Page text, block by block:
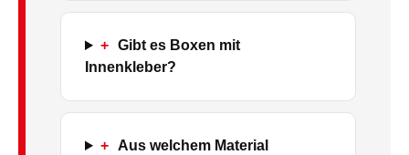
+ Gibt es Boxen mit
Innenkleber?
+ Aus welchem Material